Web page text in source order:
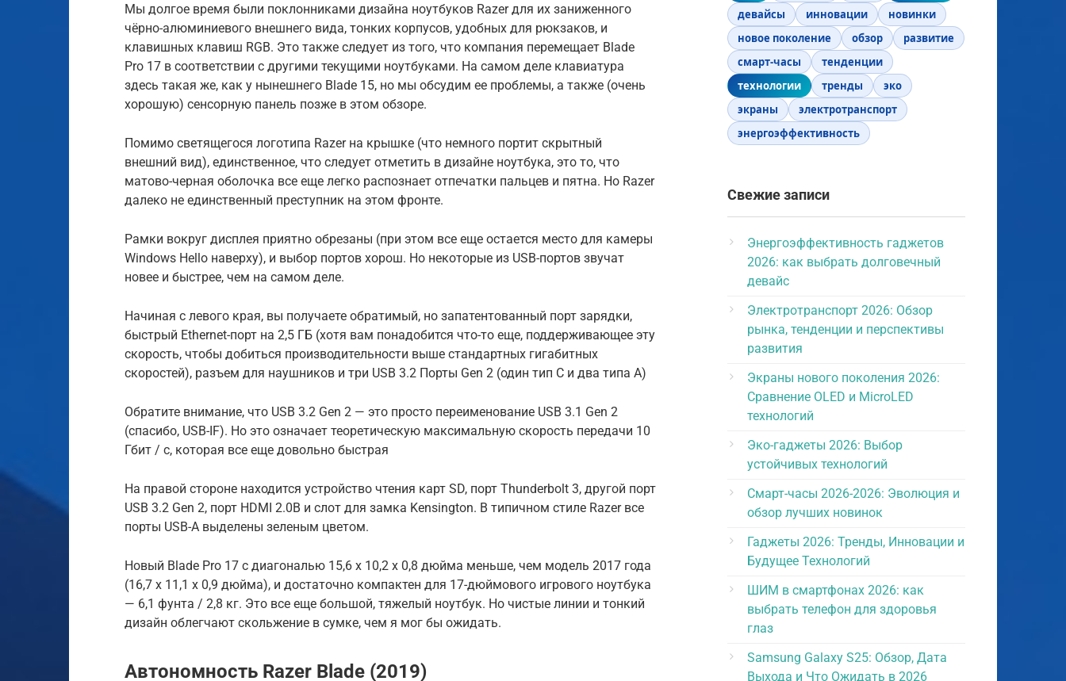
Мы долгое время были поклонниками дизайна ноутбуков Razer для их заниженного
чёрно-алюминиевого внешнего вида, тонких корпусов, удобных для рюкзаков, и
клавишных клавиш RGB. Это также следует из того, что компания перемещает Blade
Pro 17 в соответствии с другими текущими ноутбуками. На самом деле клавиатура
здесь такая же, как у нынешнего Blade 15, но мы обсудим ее проблемы, а также (очень
хорошую) сенсорную панель позже в этом обзоре.
Помимо светящегося логотипа Razer на крышке (что немного портит скрытный
внешний вид), единственное, что следует отметить в дизайне ноутбука, это то, что
матово-черная оболочка все еще легко распознает отпечатки пальцев и пятна. Но Razer
далеко не единственный преступник на этом фронте.
Рамки вокруг дисплея приятно обрезаны (при этом все еще остается место для камеры
Windows Hello наверху), и выбор портов хорош. Но некоторые из USB-портов звучат
новее и быстрее, чем на самом деле.
Начиная с левого края, вы получаете обратимый, но запатентованный порт зарядки,
быстрый Ethernet-порт на 2,5 ГБ (хотя вам понадобится что-то еще, поддерживающее эту
скорость, чтобы добиться производительности выше стандартных гигабитных
скоростей), разъем для наушников и три USB 3.2 Порты Gen 2 (один тип C и два типа A)
Обратите внимание, что USB 3.2 Gen 2 — это просто переименование USB 3.1 Gen 2
(спасибо, USB-IF). Но это означает теоретическую максимальную скорость передачи 10
Гбит / с, которая все еще довольно быстрая
На правой стороне находится устройство чтения карт SD, порт Thunderbolt 3, другой порт
USB 3.2 Gen 2, порт HDMI 2.0B и слот для замка Kensington. В типичном стиле Razer все
порты USB-A выделены зеленым цветом.
Новый Blade Pro 17 с диагональю 15,6 x 10,2 x 0,8 дюйма меньше, чем модель 2017 года
(16,7 x 11,1 x 0,9 дюйма), и достаточно компактен для 17-дюймового игрового ноутбука
— 6,1 фунта / 2,8 кг. Это все еще большой, тяжелый ноутбук. Но чистые линии и тонкий
дизайн облегчают скольжение в сумке, чем я мог бы ожидать.
Автономность Razer Blade (2019)
девайсы
инновации
новинки
новое поколение
обзор
развитие
смарт-часы
тенденции
технологии
тренды
эко
экраны
электротранспорт
энергоэффективность
Свежие записи
Энергоэффективность гаджетов
2026: как выбрать долговечный
девайс
Электротранспорт 2026: Обзор
рынка, тенденции и перспективы
развития
Экраны нового поколения 2026:
Сравнение OLED и MicroLED
технологий
Эко-гаджеты 2026: Выбор
устойчивых технологий
Смарт-часы 2026-2026: Эволюция и
обзор лучших новинок
Гаджеты 2026: Тренды, Инновации и
Будущее Технологий
ШИМ в смартфонах 2026: как
выбрать телефон для здоровья
глаз
Samsung Galaxy S25: Обзор, Дата
Выхода и Что Ожидать в 2026